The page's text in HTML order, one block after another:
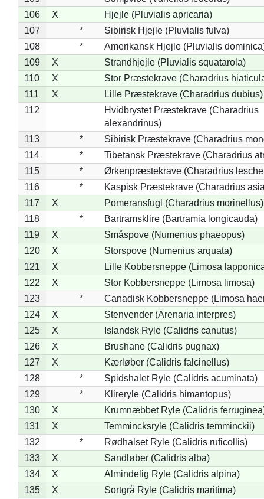
106
X
Hjejle (Pluvialis apricaria)
107
*
Sibirisk Hjejle (Pluvialis fulva)
108
*
Amerikansk Hjejle (Pluvialis
109
X
Strandhjejle (Pluvialis squatarola)
110
X
Stor Præstekrave (Charadrius
111
X
Lille Præstekrave (Charadrius dubius)
112
Hvidbrystet Præstekrave (Charadrius
alexandrinus)
113
*
Sibirisk Præstekrave (Charadrius
114
*
Tibetansk Præstekrave (Charadrius
115
*
Ørkenpræstekrave (Charadrius
116
*
Kaspisk Præstekrave (Charadrius
117
X
Pomeransfugl (Charadrius morinellus)
118
*
Bartramsklire (Bartramia longicauda)
119
X
Småspove (Numenius phaeopus)
120
X
Storspove (Numenius arquata)
121
X
Lille Kobbersneppe (Limosa
122
X
Stor Kobbersneppe (Limosa limosa)
123
*
Canadisk Kobbersneppe (Limosa
124
X
Stenvender (Arenaria interpres)
125
X
Islandsk Ryle (Calidris canutus)
126
X
Brushane (Calidris pugnax)
127
X
Kærløber (Calidris falcinellus)
128
*
Spidshalet Ryle (Calidris acuminata)
129
*
Klireryle (Calidris himantopus)
130
X
Krumnæbbet Ryle (Calidris
131
X
Temmincksryle (Calidris temminckii)
132
*
Rødhalset Ryle (Calidris ruficollis)
133
X
Sandløber (Calidris alba)
134
X
Almindelig Ryle (Calidris alpina)
135
X
Sortgrå Ryle (Calidris maritima)